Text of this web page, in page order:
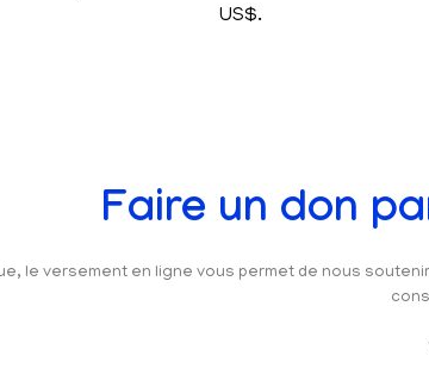
US$.
Faire un don
le versement en ligne vous permet de nous